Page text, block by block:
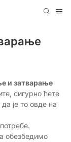
и затварање
сигурно ћете
је то овде на
обезбедимо